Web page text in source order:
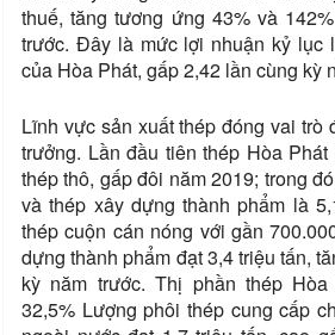
thuế, tăng tương ứng 43% và
trước. Đây là mức lợi nhuận kỷ lục
của Hòa Phát, gấp 2,42 lần cùng kỳ
Lĩnh vực sản xuất thép đóng vai trò
trưởng. Lần đầu tiên thép Hòa
thép thô, gấp đôi năm 2019; trong
và thép xây dựng thành phẩm là
thép cuộn cán nóng với gần
dựng thành phẩm đạt 3,4 triệu tấn,
kỳ năm trước. Thị phần thép
32,5% Lượng phôi thép cung cấp